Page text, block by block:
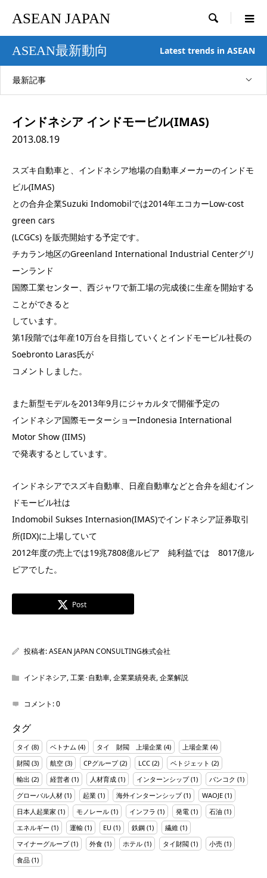
ASEAN JAPAN 
ASEAN最新動向 Latest trends in ASEAN
最新記事
インドネシア インドモービル(IMAS)
2013.08.19
スズキ自動車と、インドネシア地場の自動車メーカーのインドモ
ビル(IMAS)
との合弁企業Suzuki Indomobilでは2014年エコカーLow-cost
green cars
(LCGCs) を販売開始する予定です。
チカラン地区のGreenland International Industrial Centerグリ
ーンランド
国際工業センター、西ジャワで新工場の完成後に生産を開始する
ことができると
しています。
第1段階では年産10万台を目指していくとインドモービル社長の
Soebronto Laras氏が
コメントしました。
また新型モデルを2013年9月にジャカルタで開催予定の
インドネシア国際モーターショーIndonesia International
Motor Show (IIMS)
で発表するとしています。
インドネシアでスズキ自動車、日産自動車などと合弁を組むイン
ドモービル社は
Indomobil Sukses Internasion(IMAS)でインドネシア証券取引
所(IDX)に上場していて
2012年度の売上では19兆7808億ルピア 純利益では 8017億ル
ピアでした。
Post
投稿者:ASEAN JAPAN CONSULTING株式会社
インドネシア,工業･自動車,企業業績発表,企業解説
コメント:0
タグ
タイ (8) ベトナム (4) タイ 財閥 上場企業 (4) 上場企業 (4)
財閥 (3) 航空 (3) CPグループ(2) LCC (2) ベトジェット (2)
輸出 (2) 経営者 (1) 人材育成 (1) インターンシップ(1) バンコク (1)
グローバル人材 (1) 起業 (1) 海外インターンシップ(1) WAOJE (1)
日本人起業家 (1) モノレール (1) インフラ (1) 発電 (1) 石油 (1)
エネルギー (1) 運輸 (1) EU (1) 鉄鋼 (1) 繊維 (1)
マイナーグループ(1) 外食 (1) ホテル (1) タイ財閥 (1) 小売 (1)
食品 (1)